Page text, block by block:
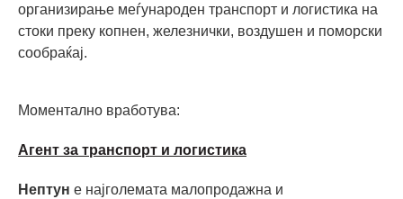
организирање меѓународен транспорт и логистика на
стоки преку копнен, железнички, воздушен и поморски
сообраќај.
Моментално вработува:
Агент за транспорт и логистика
Нептун е најголемата малопродажна и